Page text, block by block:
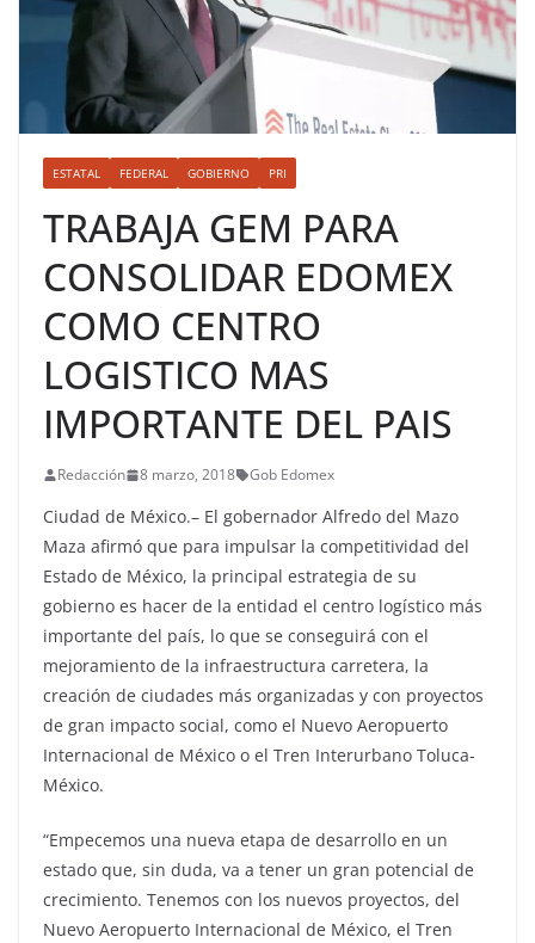
ESTATAL FEDERAL GOBIERNO PRI
TRABAJA GEM PARA
CONSOLIDAR EDOMEX
COMO CENTRO
LOGISTICO MAS
IMPORTANTE DEL PAIS
Redacción 8 marzo, 2018 Gob Edomex
Ciudad de México.– El gobernador Alfredo del Mazo
Maza afirmó que para impulsar la competitividad del
Estado de México, la principal estrategia de su
gobierno es hacer de la entidad el centro logístico más
importante del país, lo que se conseguirá con el
mejoramiento de la infraestructura carretera, la
creación de ciudades más organizadas y con proyectos
de gran impacto social, como el Nuevo Aeropuerto
Internacional de México o el Tren Interurbano Toluca-
México.
“Empecemos una nueva etapa de desarrollo en un
estado que, sin duda, va a tener un gran potencial de
crecimiento. Tenemos con los nuevos proyectos, del
Nuevo Aeropuerto Internacional de México, el Tren